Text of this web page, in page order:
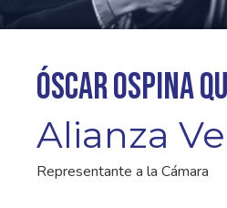
Óscar Ospina
Alianza
Representante a la Cámara